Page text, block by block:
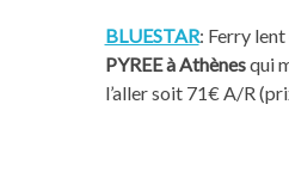
BLUESTAR: Ferry
PYREE à Athènesqui
l’aller soit 71€ A/R